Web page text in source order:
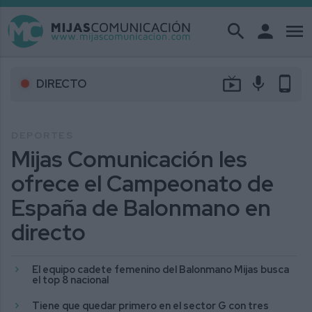
search person menu
DIRECTO live_tv mic phone_android
Mijas Comunicación les
ofrece el Campeonato de
España de Balonmano en
directo
El equipo cadete femenino del Balonmano Mijas busca
el top 8 nacional
Tiene que quedar primero en el sector G con tres